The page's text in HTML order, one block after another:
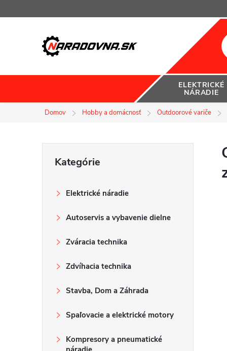
na
ELEKTRICKÉ
NÁRADIE
Domov Hobby a domácnosť Outdoorové variče
kategórie
Kategórie
Elektrické náradie
Autoservis a vybavenie dielne
Zváracia technika
Zdvíhacia technika
Stavba, Dom a Záhrada
Spaľovacie a elektrické motory
Kompresory a pneumatické